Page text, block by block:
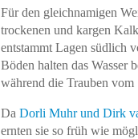
Für den gleichnamigen
trockenen und kargen
entstammt Lagen südlich
Böden halten das Wasser
während die Trauben
Da Dorli Muhr und Dirk
ernten sie so früh wie